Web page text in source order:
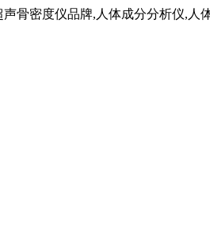
骨密度仪品牌,人体成分分析仪,人